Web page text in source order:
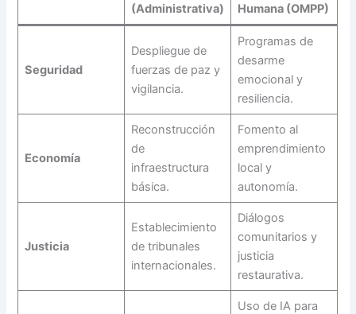
(Administrativa)
Humana (OMPP)
Seguridad
Despliegue de
fuerzas de paz y
vigilancia.
Programas de
desarme
emocional y
resiliencia.
Economía
Reconstrucción
de
infraestructura
básica.
Fomento al
emprendimiento
local y
autonomía.
Justicia
Establecimiento
de tribunales
internacionales.
Diálogos
comunitarios y
justicia
restaurativa.
Uso de IA para